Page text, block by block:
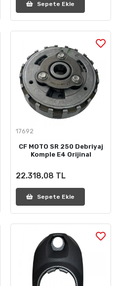
Sepete Ekle
17692
CF MOTO SR 250 Debriyaj
Komple E4 Orijinal
22.318,08 TL
Sepete Ekle